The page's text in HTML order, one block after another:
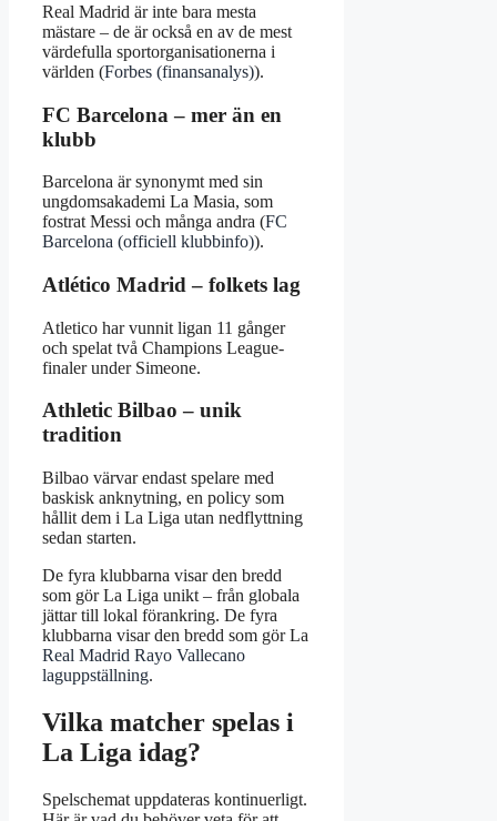
Real Madrid är inte bara mesta
mästare – de är också en av de mest
värdefulla sportorganisationerna i
världen (Forbes (finansanalys)).
FC Barcelona – mer än en
klubb
Barcelona är synonymt med sin
ungdomsakademi La Masia, som
fostrat Messi och många andra (FC
Barcelona (officiell klubbinfo)).
Atlético Madrid – folkets lag
Atletico har vunnit ligan 11 gånger
och spelat två Champions League-
finaler under Simeone.
Athletic Bilbao – unik
tradition
Bilbao värvar endast spelare med
baskisk anknytning, en policy som
hållit dem i La Liga utan nedflyttning
sedan starten.
De fyra klubbarna visar den bredd
som gör La Liga unikt – från globala
jättar till lokal förankring. De fyra
klubbarna visar den bredd som gör La
Real Madrid Rayo Vallecano
laguppställning.
Vilka matcher spelas i
La Liga idag?
Spelschemat uppdateras kontinuerligt.